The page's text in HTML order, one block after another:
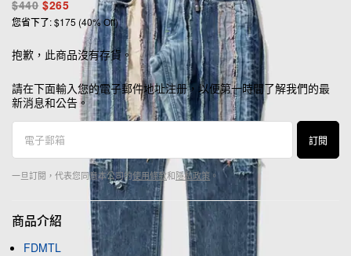
$440 $265
您省下了: $175 (40% Off)
抱歉，此商品沒有存貨。
請在下面輸入您的電子郵件地址注册，以便第一時間了解我們的最
新消息和公告。
訂閱
一旦訂閱，代表您同意本公司的使用條款和隱私政策 。
商品介紹
FDMTL